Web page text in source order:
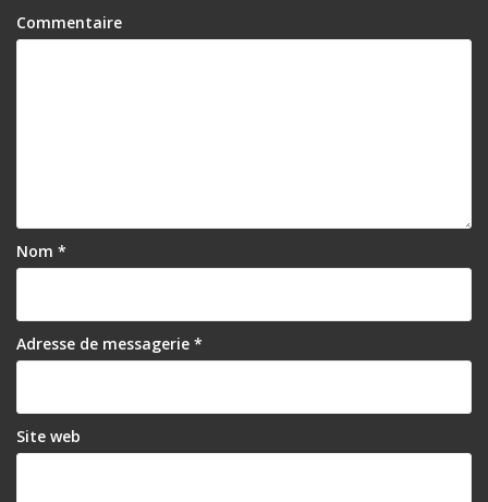
Commentaire
Nom *
Adresse de messagerie *
Site web